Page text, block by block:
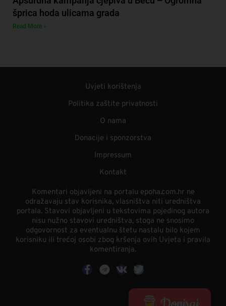
šprica hoda ulicama grada
Read More »
Uvjeti korištenja
Politika zaštite privatnosti
O nama
Donacije i sponzorstva
Impressum
Kontakt
Komentari objavljeni na portalu epoha.com.hr ne
odražavaju stav korisnika, vlasništva niti uredništva
portala. Stavovi objavljeni u tekstovima pojedinog autora
nisu nužno stavovi uredništva, stoga ne snosimo
odgovornost za eventualnu štetu nastalu bilo kojem
korisniku ili trećoj osobi zbog kršenja ovih Uvjeta i pravila
komentiranja.